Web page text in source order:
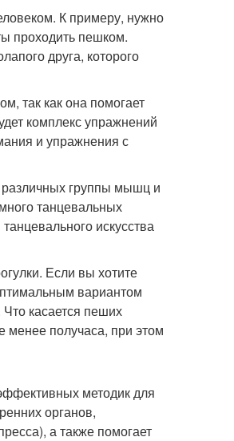
К примеру, нужно
проходить пешком.
друга, которого
так как она помогает
комплекс упражнений
и упражнения с
различных группы мышц и
танцевальных
искусства
Если вы хотите
вариантом
Что касается пеших
менее получаса, при этом
методик для
органов,
а также помогает